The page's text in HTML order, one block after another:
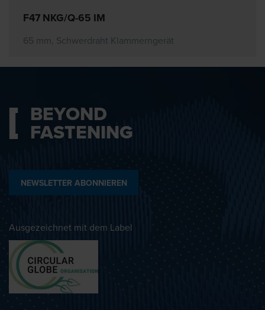
F47 NKG/Q-65 IM
65 mm, Schwerdraht Klammerngerät
BEYOND
FASTENING
NEWSLETTER ABONNIEREN
Ausgezeichnet mit dem Label